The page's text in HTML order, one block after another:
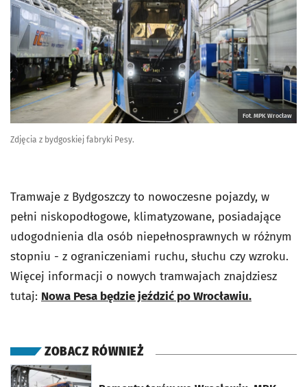
Fot. MPK Wrocław
Zdjęcia z bydgoskiej fabryki Pesy.
Tramwaje z Bydgoszczy to nowoczesne pojazdy, w
pełni niskopodłogowe, klimatyzowane, posiadające
udogodnienia dla osób niepełnosprawnych w różnym
stopniu - z ograniczeniami ruchu, słuchu czy wzroku.
Więcej informacji o nowych tramwajach znajdziesz
tutaj: Nowa Pesa będzie jeździć po Wrocławiu.
ZOBACZ RÓWNIEŻ
otworzy się w nowej karcie